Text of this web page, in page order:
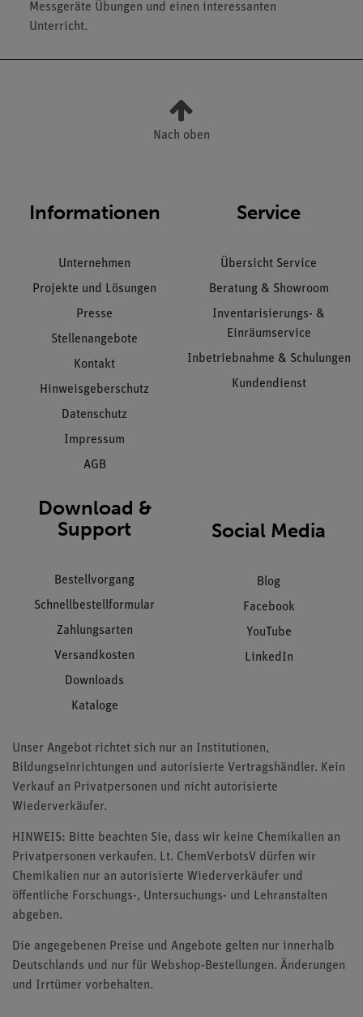
Messgeräte Übungen und einen interessanten
Unterricht.
Nach oben
Informationen
Unternehmen
Projekte und Lösungen
Presse
Stellenangebote
Kontakt
Hinweisgeberschutz
Datenschutz
Impressum
AGB
Service
Übersicht Service
Beratung & Showroom
Inventarisierungs- &
Einräumservice
Inbetriebnahme & Schulungen
Kundendienst
Download &
Support
Bestellvorgang
Schnellbestellformular
Zahlungsarten
Versandkosten
Downloads
Kataloge
Social Media
Blog
Facebook
YouTube
LinkedIn
Unser Angebot richtet sich nur an Institutionen,
Bildungseinrichtungen und autorisierte Vertragshändler. Kein
Verkauf an Privatpersonen und nicht autorisierte
Wiederverkäufer.
HINWEIS: Bitte beachten Sie, dass wir keine Chemikalien an
Privatpersonen verkaufen. Lt. ChemVerbotsV dürfen wir
Chemikalien nur an autorisierte Wiederverkäufer und
öffentliche Forschungs-, Untersuchungs- und Lehranstalten
abgeben.
Die angegebenen Preise und Angebote gelten nur innerhalb
Deutschlands und nur für Webshop-Bestellungen. Änderungen
und Irrtümer vorbehalten.